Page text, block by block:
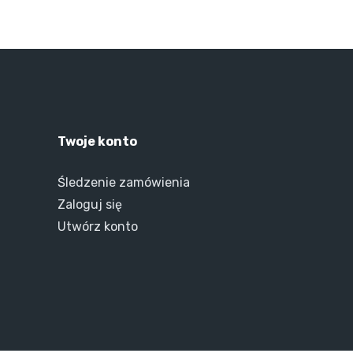
Twoje konto
Śledzenie zamówienia
Zaloguj się
Utwórz konto